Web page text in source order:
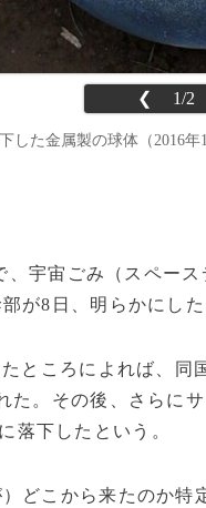
❮ 1/2
した金属製の球体（2016年
、宇宙ごみ（スペー
が8日、明らかにした
ところによれば、同
た。その後、さらに
落下したという。
どこから来たのか特